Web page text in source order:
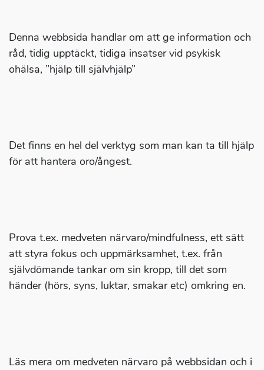
Denna webbsida handlar om att ge information och
råd, tidig upptäckt, tidiga insatser vid psykisk
ohälsa, ”hjälp till självhjälp”
Det finns en hel del verktyg som man kan ta till hjälp
för att hantera oro/ångest.
Prova t.ex. medveten närvaro/mindfulness, ett sätt
att styra fokus och uppmärksamhet, t.ex. från
självdömande tankar om sin kropp, till det som
händer (hörs, syns, luktar, smakar etc) omkring en.
Läs mera om medveten närvaro på webbsidan och i